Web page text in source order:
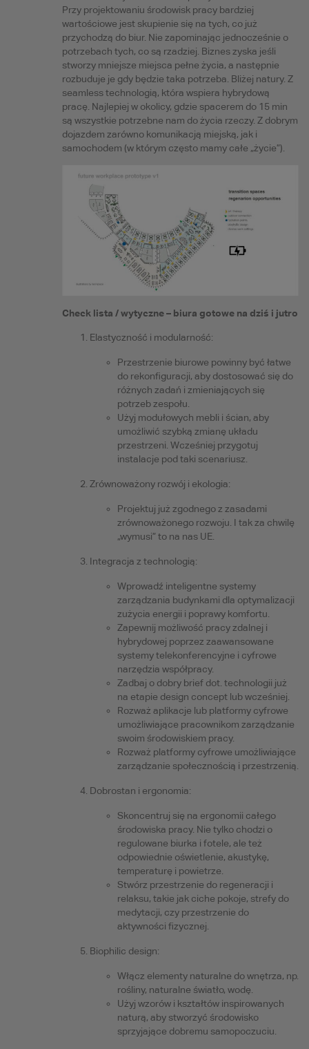
Przy projektowaniu środowisk pracy bardziej
wartościowe jest skupienie się na tych, co już
przychodzą do biur. Nie zapominając jednocześnie o
potrzebach tych, co są rzadziej. Biznes zyska jeśli
stworzy mniejsze miejsca pełne życia, a następnie
rozbuduje je gdy będzie taka potrzeba. Bliżej natury. Z
seamless technologią, która wspiera hybrydową
pracę. Najlepiej w okolicy, gdzie spacerem do 15 min
są wszystkie potrzebne nam do życia rzeczy. Z dobrym
dojazdem zarówno komunikacją miejską, jak i
samochodem (w którym często mamy całe „życie”).
Check lista / wytyczne – biura gotowe na dziś i jutro
Elastyczność i modularność:
Przestrzenie biurowe powinny być łatwe
do rekonfiguracji, aby dostosować się do
różnych zadań i zmieniających się
potrzeb zespołu.
Użyj modułowych mebli i ścian, aby
umożliwić szybką zmianę układu
przestrzeni. Wcześniej przygotuj
instalacje pod taki scenariusz.
Zrównoważony rozwój i ekologia:
Projektuj już zgodnego z zasadami
zrównoważonego rozwoju. I tak za chwilę
„wymusi” to na nas UE.
Integracja z technologią:
Wprowadź inteligentne systemy
zarządzania budynkami dla optymalizacji
zużycia energii i poprawy komfortu.
Zapewnij możliwość pracy zdalnej i
hybrydowej poprzez zaawansowane
systemy telekonferencyjne i cyfrowe
narzędzia współpracy.
Zadbaj o dobry brief dot. technologii już
na etapie design concept lub wcześniej.
Rozważ aplikacje lub platformy cyfrowe
umożliwiające pracownikom zarządzanie
swoim środowiskiem pracy.
Rozważ platformy cyfrowe umożliwiające
zarządzanie społecznością i przestrzenią.
Dobrostan i ergonomia:
Skoncentruj się na ergonomii całego
środowiska pracy. Nie tylko chodzi o
regulowane biurka i fotele, ale też
odpowiednie oświetlenie, akustykę,
temperaturę i powietrze.
Stwórz przestrzenie do regeneracji i
relaksu, takie jak ciche pokoje, strefy do
medytacji, czy przestrzenie do
aktywności fizycznej.
Biophilic design:
Włącz elementy naturalne do wnętrza, np.
rośliny, naturalne światło, wodę.
Użyj wzorów i kształtów inspirowanych
naturą, aby stworzyć środowisko
sprzyjające dobremu samopoczuciu.